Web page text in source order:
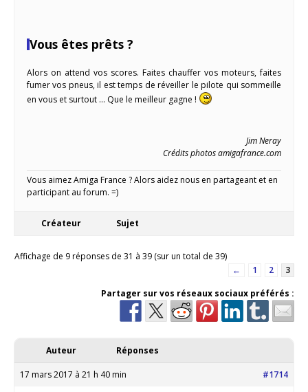
Vous êtes prêts ?
Alors on attend vos scores. Faites chauffer vos moteurs, faites
fumer vos pneus, il est temps de réveiller le pilote qui sommeille
en vous et surtout … Que le meilleur gagne !
Jim Neray
Crédits photos amigafrance.com
Vous aimez Amiga France ? Alors aidez nous en partageant et en
participant au forum. =)
Créateur Sujet
Affichage de 9 réponses de 31 à 39 (sur un total de 39)
←
1 2
3
Partager sur vos réseaux sociaux préférés :
Auteur Réponses
17 mars 2017 à 21 h 40 min #1714